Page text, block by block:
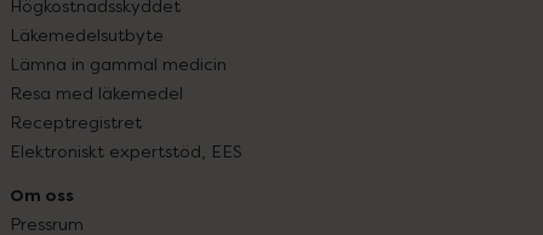
Högkostnadsskyddet
Läkemedelsutbyte
Lämna in gammal medicin
Resa med läkemedel
Receptregistret
Elektroniskt expertstöd, EES
Om oss
Pressrum